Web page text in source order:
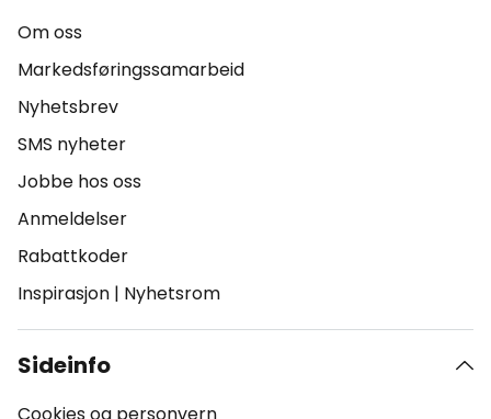
Om oss
Markedsføringssamarbeid
Nyhetsbrev
SMS nyheter
Jobbe hos oss
Anmeldelser
Rabattkoder
Inspirasjon | Nyhetsrom
Sideinfo